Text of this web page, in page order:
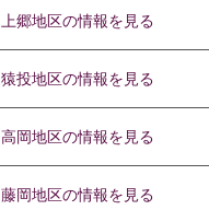
上郷地区の情報を見る
猿投地区の情報を見る
高岡地区の情報を見る
藤岡地区の情報を見る